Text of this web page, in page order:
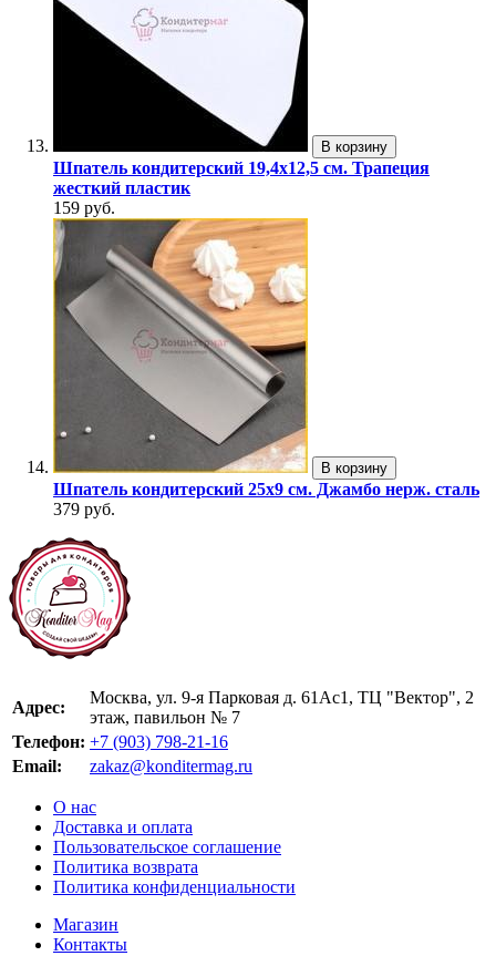
В корзину
Шпатель кондитерский 19,4х12,5 см. Трапеция
жесткий пластик
159 руб.
В корзину
Шпатель кондитерский 25х9 см. Джамбо нерж. сталь
379 руб.
Адрес:
Москва, ул. 9-я Парковая д. 61Ас1, ТЦ "Вектор", 2
этаж, павильон № 7
Телефон: +7 (903) 798-21-16
Email:
zakaz@konditermag.ru
О нас
Доставка и оплата
Пользовательское соглашение
Политика возврата
Политика конфиденциальности
Магазин
Контакты